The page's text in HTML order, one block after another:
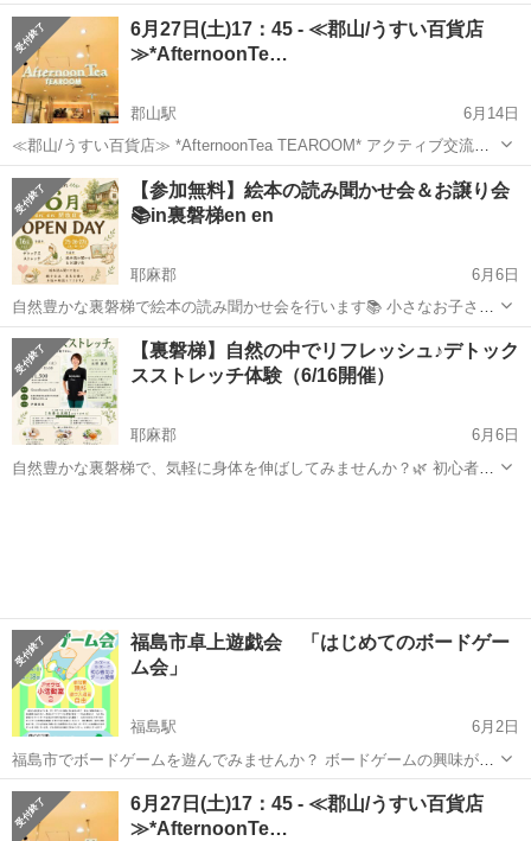
ましたら気軽にご連絡ください！ ☆☆☆☆ 第18回 ☆☆☆☆ 【 福島異
業種交流会のご案内 】 大好評につき福島県で異業種交流会を定期開催
す...
福島 福島市 その他
6月27日(土)17：45 - ≪郡山/うすい百貨店
≫*AfternoonTe…
郡山駅
6月14日
≪郡山/うすい百貨店≫ *AfternoonTea TEAROOM* アクティブ交流会
♬ 【日 時】 6月27日(土)17：45 - 19：00 ※途中参加・途中退出ご自由
にOK！ 【会 場】 アフタヌ...
福島 郡山市 郡山駅 その他 参加者募集
【参加無料】絵本の読み聞かせ会＆お譲り会
📚in裏磐梯en en
耶麻郡
6月6日
自然豊かな裏磐梯で絵本の読み聞かせ会を行います📚 小さなお子さま
から大人の方まで、 ゆったりとした時間を一緒に過ごしませんか？ 大
きな絵本もご用意しております📚✨ 読み聞かせのあとは、 プレイルー
ム、プレイパーク(庭)...
福島 耶麻郡 その他 プレイパーク
【裏磐梯】自然の中でリフレッシュ♪デトック
スストレッチ体験（6/16開催）
耶麻郡
6月6日
自然豊かな裏磐梯で、気軽に身体を伸ばしてみませんか？🌿 初心者の
福島市卓上遊戯会 「はじめてのボードゲー
ム会」
福島駅
6月2日
福島市でボードゲームを遊んでみませんか？ ボードゲームの興味があ
る人、新しい趣味を見つけたい人、友達を探したい人など歓迎いたし
ます。 遊ぶボードゲームにつきましてはこちらで10～20種類ほどご用
意いたしますので、手ぶ...
福島 福島市 福島駅 アオウゼ
6月27日(土)17：45 - ≪郡山/うすい百貨店
≫*AfternoonTe…